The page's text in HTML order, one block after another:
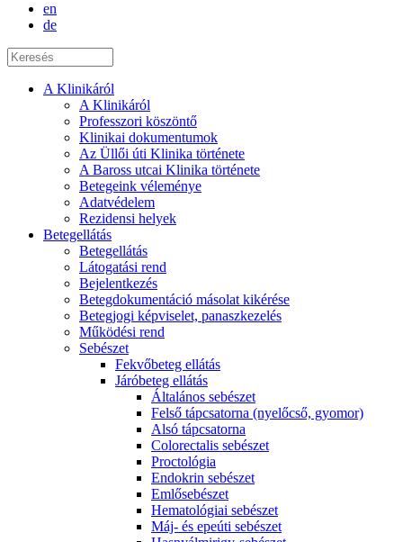
en
de
A Klinikáról
A Klinikáról
Professzori köszöntő
Klinikai dokumentumok
Az Üllői úti Klinika története
A Baross utcai Klinika története
Betegeink véleménye
Adatvédelem
Rezidensi helyek
Betegellátás
Betegellátás
Látogatási rend
Bejelentkezés
Betegdokumentáció másolat kikérése
Betegjogi képviselet, panaszkezelés
Működési rend
Sebészet
Fekvőbeteg ellátás
Járóbeteg ellátás
Általános sebészet
Felső tápcsatorna (nyelőcső, gyomor)
Alsó tápcsatorna
Colorectalis sebészet
Proctológia
Endokrin sebészet
Emlősebészet
Hematológiai sebészet
Máj- és epeúti sebészet